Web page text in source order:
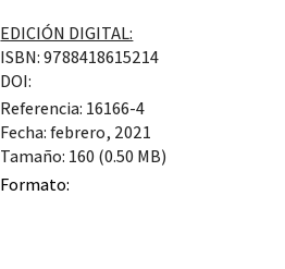
EDICIÓN DIGITAL:
ISBN: 9788418615214
DOI:
Referencia: 16166-4
Fecha: febrero, 2021
Tamaño: 160 (0.50 MB)
Formato: